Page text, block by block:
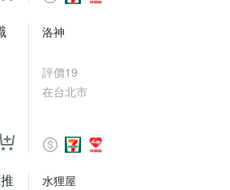
洛神
評價19
在台北市
水狸屋